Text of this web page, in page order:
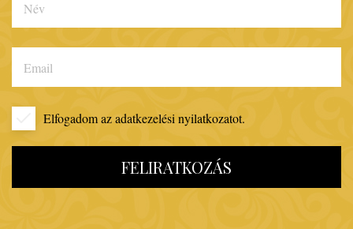
Elfogadom azadatkezelési nyilatkozatot.
FELIRATKOZÁS